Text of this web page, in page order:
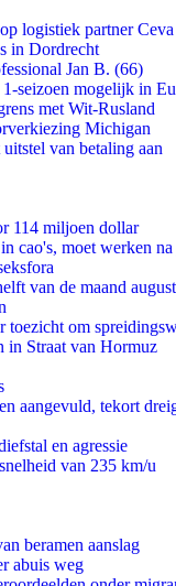
logistiek partner Ceva
in Dordrecht
Jan B. (66)
seizoen mogelijk in
met Wit-Rusland
Michigan
van betaling aan
114 miljoen dollar
cao's, moet werken
van de maand
toezicht om
in Straat van Hormuz
aangevuld, tekort
en agressie
van 235 km/u
beramen aanslag
abuis weg